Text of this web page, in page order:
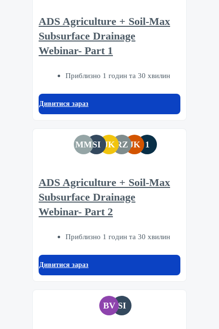
ADS Agriculture + Soil-Max
Subsurface Drainage
Webinar- Part 1
Приблизно 1 годин та 30 хвилин
Дивитися зараз
MMSI JK RZ JK 1
ADS Agriculture + Soil-Max
Subsurface Drainage
Webinar- Part 2
Приблизно 1 годин та 30 хвилин
Дивитися зараз
BV SI